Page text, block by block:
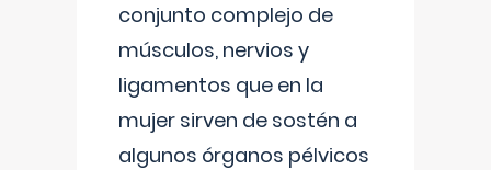
conjunto complejo de
músculos, nervios y
ligamentos que en la
mujer sirven de sostén a
algunos órganos pélvicos